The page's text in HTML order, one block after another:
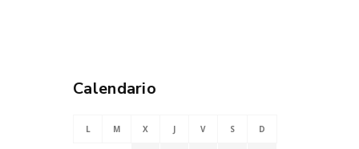
Calendario
L M X J V S D